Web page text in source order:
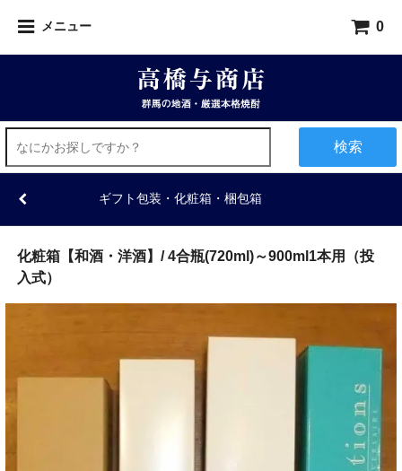
メニュー 0
検索
ギフト包装・化粧箱・梱包箱
化粧箱【和酒・洋酒】/ 4合瓶(720ml)～900ml1本用（投
入式）